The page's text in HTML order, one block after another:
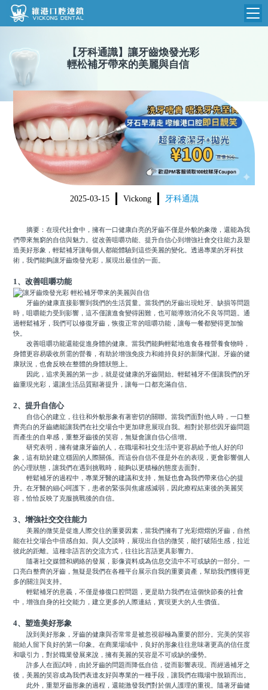
維港首頁
品牌介紹
環境設備
醫院新聞
收費標準
N
收費總表
植牙收費
根管收費
美學收費
箍牙收費
醫生團隊
門診時間
【 牙科通識】 讓牙齒煥發光彩
輕松補牙帶來的美麗與自信
2025-03-15 Vickong 牙科通識
摘要：在現代社會中，擁有一口健康白亮的牙齒不僅是外貌的象徵，還能為我
們帶來無窮的自信與魅力。從改善咀嚼功能、提升自信心到增強社會交往能力及塑
造美好形象，輕鬆補牙讓每個人都能體驗到這些美麗的變化。透過專業的牙科技
術，我們能夠讓牙齒煥發光彩，展現出最佳的一面。
1、改善咀嚼功能
牙齒的健康直接影響到我們的生活質量。當我們的牙齒出現蛀牙、缺損等問題
時，咀嚼能力受到影響，這不僅讓進食變得困難，也可能導致消化不良等問題。通
過輕鬆補牙，我們可以修復牙齒，恢復正常的咀嚼功能，讓每一餐都變得更加愉
快。
改善咀嚼功能還能促進身體的健康。當我們能夠輕鬆地進食各種營養食物時，
身體更容易吸收所需的營養，有助於增強免疫力和維持良好的新陳代謝。牙齒的健
康狀況，也會反映在整體的身體狀態上。
因此，追求美麗的第一步，就是從健康的牙齒開始。輕鬆補牙不僅讓我們的牙
齒重現光彩，還讓生活品質顯著提升，讓每一口都充滿自信。
2、提升自信心
自信心的建立，往往和外貌形象有著密切的關聯。當我們面對他人時，一口整
齊亮白的牙齒總能讓我們在社交場合中更加肆意展現自我。相對於那些因牙齒問題
而產生的自卑感，重整牙齒後的笑容，無疑會讓自信心倍增。
研究表明，擁有健康牙齒的人，在職場和社交生活中更容易給予他人好的印
象，這有助於建立穩固的人際關係。而這份自信不僅是外在的表現，更會影響個人
的心理狀態，讓我們在遇到挑戰時，能夠以更積極的態度去面對。
輕鬆補牙的過程中，專業牙醫的建議和支持，無疑也會為我們帶來信心的提
升。在牙醫的細心呵護下，患者的緊張與焦慮感減弱，因此療程結束後的美麗笑
容，恰恰反映了克服挑戰後的自信。
3、增強社交交往能力
美麗的微笑是促進人際交往的重要因素，當我們擁有了光彩熠熠的牙齒，自然
能在社交場合中倍感自如。與人交談時，展現出自信的微笑，能打破陌生感，拉近
彼此的距離。這種非語言的交流方式，往往比言語更具影響力。
隨著社交媒體和網絡的發展，影像資料成為信息交流中不可或缺的一部分。一
口亮白整齊的牙齒，無疑是我們在各種平台展示自我的重要資產，幫助我們獲得更
多的關注與支持。
輕鬆補牙的意義，不僅是修復口腔問題，更是助力我們在這個快節奏的社會
中，增強自身的社交能力，建立更多的人際連結，實現更大的人生價值。
4、塑造美好形象
說到美好形象，牙齒的健康與否常常是被忽視卻極為重要的部分。完美的笑容
能給人留下良好的第一印象。在商業場域中，良好的形象往往意味著更高的信任度
和吸引力，對於職業發展來說，擁有美麗的笑容是不可或缺的優勢。
許多人在面試時，由於牙齒的問題而降低自信，從而影響表現。而經過補牙之
後，美麗的笑容成為我們表達友好與專業的一種手段，讓我們在職場中脫穎而出。
此外，重塑牙齒形象的過程，還能激發我們對於個人護理的重視。隨著牙齒健